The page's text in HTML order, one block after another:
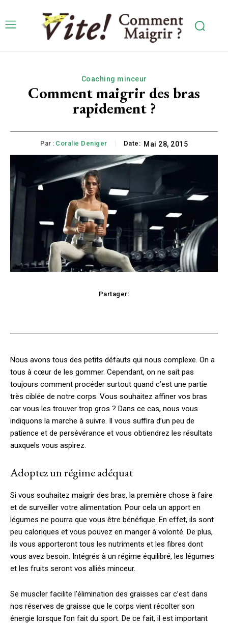
Coaching minceur
Comment maigrir des bras
rapidement ?
Par : Coralie Deniger Date: Mai 28, 2015
Partager:
Nous avons tous des petits défauts qui nous complexe. On a
tous à cœur de les gommer. Cependant, on ne sait pas
toujours comment procéder surtout quand c’est une partie
très ciblée de notre corps. Vous souhaitez affiner vos bras
car vous les trouver trop gros ? Dans ce cas, nous vous
indiquons la marche à suivre. Il vous suffira d’un peu de
patience et de persévérance et vous obtiendrez les résultats
auxquels vous aspirez.
Adoptez un régime adéquat
Si vous souhaitez maigrir des bras, la première chose à faire
et de surveiller votre alimentation. Pour cela un apport en
légumes ne pourra que vous être bénéfique. En effet, ils sont
peu caloriques et vous pouvez en manger à volonté. De plus,
ils vous apporteront tous les nutriments et les fibres dont
vous avez besoin. Intégrés à un régime équilibré, les légumes
et les fruits seront vos alliés minceur.
Se muscler facilite l’élimination des graisses car c’est dans
nos réserves de graisse que le corps vient récolter son
énergie lorsque l’on fait du sport. De ce fait, il est important